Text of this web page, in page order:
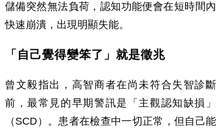
儲備突然無法負荷，認知功能便會在短時間內
快速崩潰，出現明顯失能。
「自己覺得變笨了」就是徵兆
曾文毅指出，高智商者在尚未符合失智診斷
前，最常見的早期警訊是「主觀認知缺損」
（SCD）。患者在檢查中一切正常，但自己能